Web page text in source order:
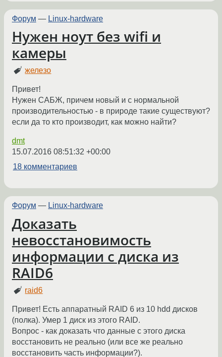
Форум — Linux-hardware
Нужен ноут без wifi и
камеры
железо
Привет!
Нужен САБЖ, причем новый и с нормальной
производительностью - в природе такие существуют?
если да то кто производит, как можно найти?
dmt
15.07.2016 08:51:32 +00:00
18 комментариев
Форум — Linux-hardware
Доказать
невосстановимость
информации с диска из
RAID6
raid6
Привет! Есть аппаратный RAID 6 из 10 hdd дисков
(полка). Умер 1 диск из этого RAID.
Вопрос - как доказать что данные с этого диска
восстановить не реально (или все же реально
восстановить часть информации?).